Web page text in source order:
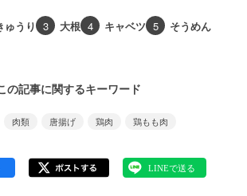
ゅうり 3 大根 4 キャベツ 5 そうめん
の記事に関するキーワード
肉類 唐揚げ 鶏肉 鶏もも肉